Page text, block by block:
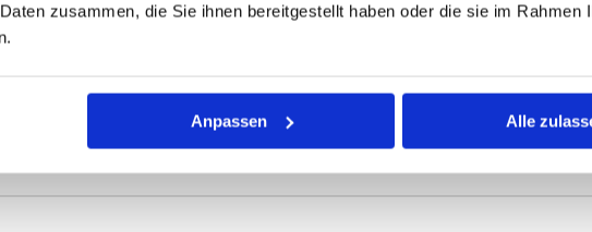
zusammen, die Sie ihnen bereitgestellt haben oder die sie im Rahmen
Anpassen Alle
VARIANTEN
mit kreisförmigem Querschnitt für die unterschiedlichsten
definieren die Abmessungen.